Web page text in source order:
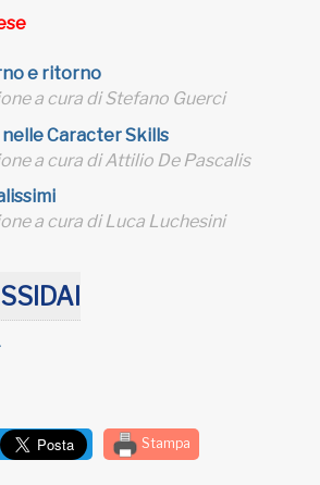
e ritorno
a cura di Stefano Guerci
Caracter Skills
a cura di Attilio De Pascalis
a cura di Luca Luchesini
Stampa